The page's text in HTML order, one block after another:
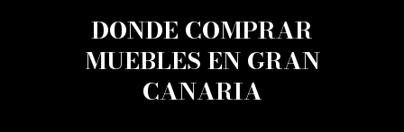
DONDE COMPRAR
MUEBLES EN GRAN
CANARIA